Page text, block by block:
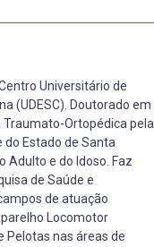
Universitário de
(UDESC). Doutorado em
Traumato-Ortopédica pela
do Estado de Santa
Adulto e do Idoso. Faz
de Saúde e
de atuação
Locomotor
Pelotas nas áreas de